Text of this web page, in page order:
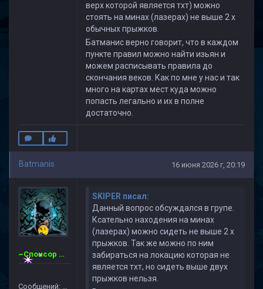
верх которой является тхт) можно
стоять на минах (лазерах) не выше 2 х
обычных прыжков.
Батманис верно говорит, что в каждом
пункте правил можно найти изьян и
можем расписывать правила до
скончания веков. Как по мне у нас и так
много на картах мест куда можно
попасть легально и их в полне
достаточно.
Batmanis 16 июня 2026 г, 20:19
~Спонсор Сервера~ CSDM ©
Сообщений: 16
SKIPER писал:
Данный вопрос обсуждался в групе.
Ксательно находения на минах
(лазерах) можно сидеть не выше 2 х
прыжков. Так же можно по ним
забираться на локацию которая не
является тхт, но сидеть выше двух
прыжков нельзя.